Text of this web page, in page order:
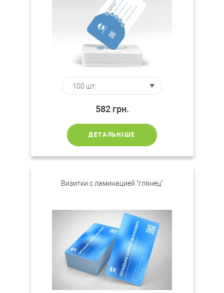
582 грн.
ДЕТАЛЬНІШЕ
Визитки c ламинацией "глянец"